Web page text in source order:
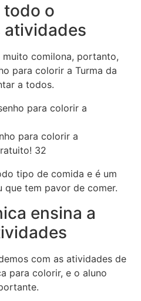
todo o
atividades
muito comilona, portanto,
para colorir a Turma da
a todos.
para colorir a
32
tipo de comida e é um
tem pavor de comer.
ensina a
com as atividades de
para colorir, e o aluno